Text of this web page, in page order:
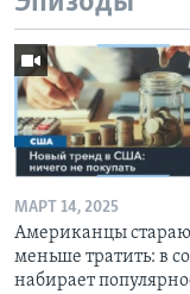
МАРТ 14, 2025
Американцы
меньше тратить: в
набирает